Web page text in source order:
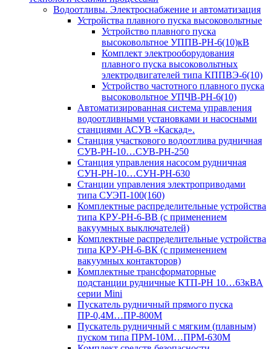
Водоотливы. Электроснабжение и автоматизация
Устройства плавного пуска высоковольтные
Устройство плавного пуска
высоковольтное УППВ-РН-6(10)кВ
Комплект электрооборудования
плавного пуска высоковольтных
электродвигателей типа КППВЭ-6(10)
Устройство частотного плавного пуска
высоковольтное УПЧВ-РН-6(10)
Автоматизированная система управления
водоотливными установками и насосными
станциями АСУВ «Каскад».
Станция участкового водоотлива рудничная
СУВ-РН-10…СУВ-РН-250
Станция управления насосом рудничная
СУН-РН-10…СУН-РН-630
Станции управления электроприводами
типа СУЭП-100(160)
Комплектные распределительные устройства
типа КРУ-РН-6-ВВ (с применением
вакуумных выключателей)
Комплектные распределительные устройства
типа КРУ-РН-6-ВК (с применением
вакуумных контакторов)
Комплектные трансформаторные
подстанции рудничные КТП-РН 10…63кВА
серии Mini
Пускатель рудничный прямого пуска
ПР-0,4М…ПР-800М
Пускатель рудничный с мягким (плавным)
пуском типа ПРМ-10М…ПРМ-630М